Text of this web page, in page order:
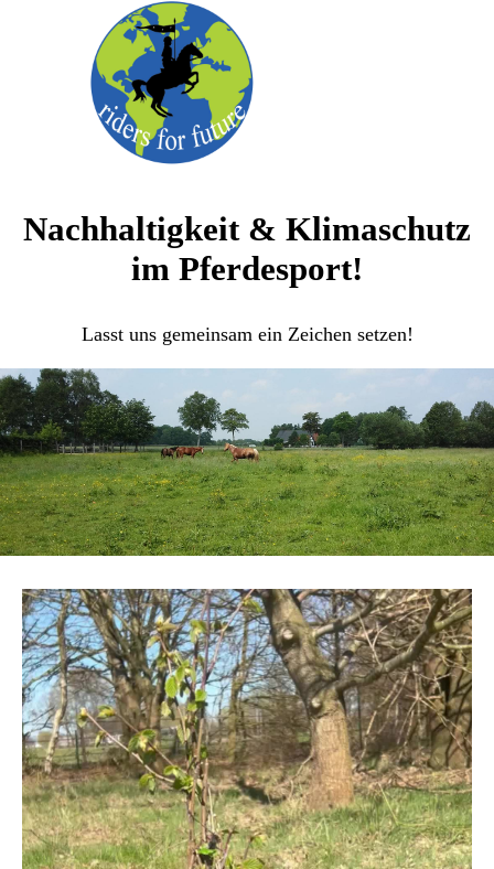
Nachhaltigkeit & Klimaschutz
im Pferdesport!
Lasst uns gemeinsam ein Zeichen setzen!